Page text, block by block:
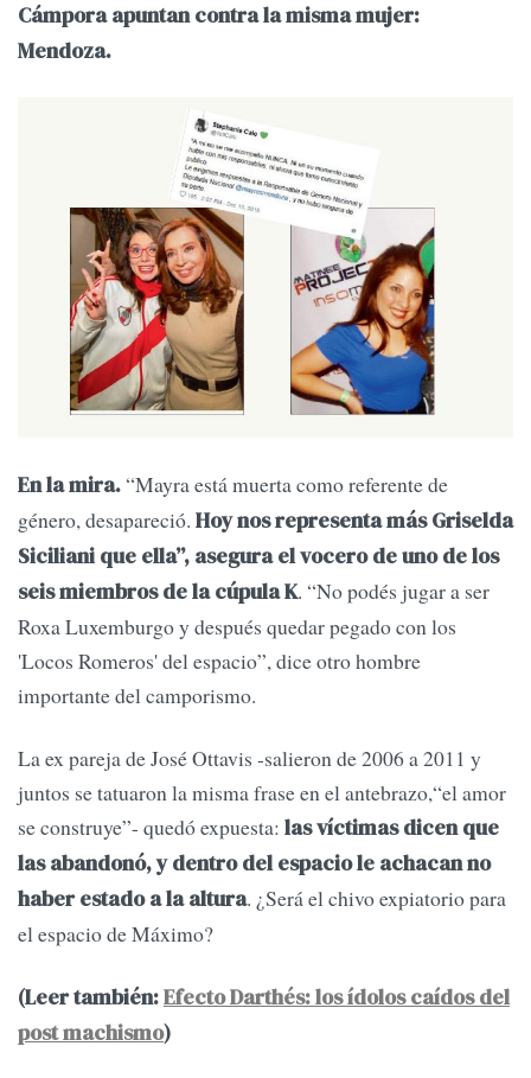
Cámpora apuntan contra la misma mujer:
Mendoza.
En la mira.“Mayra está muerta como referente de
género, desapareció. Hoy nos representa más Griselda
Siciliani que ella”, asegura el vocero de uno de los
seis miembros de la cúpula K. “No podés jugar a ser
Roxa Luxemburgo y después quedar pegado con los
'Locos Romeros' del espacio”, dice otro hombre
importante del camporismo.
La ex pareja de José Ottavis -salieron de 2006 a 2011 y
juntos se tatuaron la misma frase en el antebrazo,“el amor
se construye”- quedó expuesta: las víctimas dicen que
las abandonó, y dentro del espacio le achacan no
haber estado a la altura. ¿Será el chivo expiatorio para
el espacio de Máximo?
(Leer también:Efecto Darthés: los ídolos caídos del
post machismo)